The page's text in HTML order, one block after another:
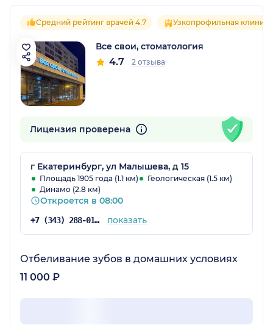
Средний рейтинг врачей 4.7 Узкопрофильная клиника
Все свои, стоматология
4.7 2 отзыва
Лицензия проверена
г Екатеринбург, ул Малышева, д 15
Площадь 1905 года (1.1 км)
Геологическая (1.5 км)
Динамо (2.8 км)
Откроется в 08:00
+7 (343) 288-01-90 показать
Отбеливание зубов в домашних условиях
11 000 ₽